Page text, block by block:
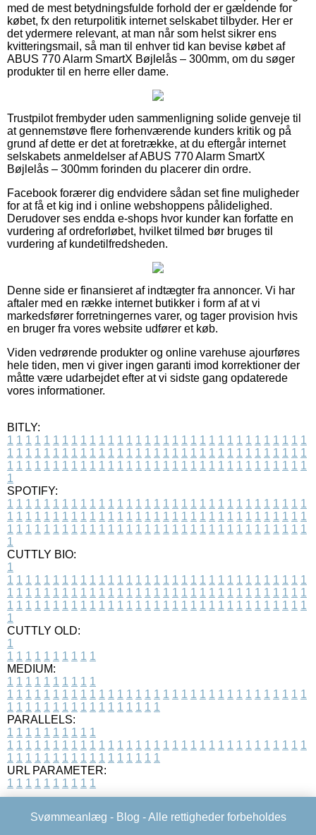
med de mest betydningsfulde forhold der er gældende for
købet, fx den returpolitik internet selskabet tilbyder. Her er
det ydermere relevant, at man når som helst sikrer ens
kvitteringsmail, så man til enhver tid kan bevise købet af
ABUS 770 Alarm SmartX Bøjlelås – 300mm, om du søger
produkter til en herre eller dame.
Trustpilot frembyder uden sammenligning solide genveje til
at gennemstøve flere forhenværende kunders kritik og på
grund af dette er det at foretrække, at du eftergår internet
selskabets anmeldelser af ABUS 770 Alarm SmartX
Bøjlelås – 300mm forinden du placerer din ordre.
Facebook forærer dig endvidere sådan set fine muligheder
for at få et kig ind i online webshoppens pålidelighed.
Derudover ses endda e-shops hvor kunder kan forfatte en
vurdering af ordreforløbet, hvilket tilmed bør bruges til
vurdering af kundetilfredsheden.
Denne side er finansieret af indtægter fra annoncer. Vi har
aftaler med en række internet butikker i form af at vi
markedsfører forretningernes varer, og tager provision hvis
en bruger fra vores website udfører et køb.
Viden vedrørende produkter og online varehuse ajourføres
hele tiden, men vi giver ingen garanti imod korrektioner der
måtte være udarbejdet efter at vi sidste gang opdaterede
vores informationer.
BITLY:
1 1 1 1 1 1 1 1 1 1 1 1 1 1 1 1 1 1 1 1 1 1 1 1 1 1 1 1 1 1 1 1 1
1 1 1 1 1 1 1 1 1 1 1 1 1 1 1 1 1 1 1 1 1 1 1 1 1 1 1 1 1 1 1 1 1
1 1 1 1 1 1 1 1 1 1 1 1 1 1 1 1 1 1 1 1 1 1 1 1 1 1 1 1 1 1 1 1 1
1
SPOTIFY:
1 1 1 1 1 1 1 1 1 1 1 1 1 1 1 1 1 1 1 1 1 1 1 1 1 1 1 1 1 1 1 1 1
1 1 1 1 1 1 1 1 1 1 1 1 1 1 1 1 1 1 1 1 1 1 1 1 1 1 1 1 1 1 1 1 1
1 1 1 1 1 1 1 1 1 1 1 1 1 1 1 1 1 1 1 1 1 1 1 1 1 1 1 1 1 1 1 1 1
1
CUTTLY BIO:
1
1 1 1 1 1 1 1 1 1 1 1 1 1 1 1 1 1 1 1 1 1 1 1 1 1 1 1 1 1 1 1 1 1
1 1 1 1 1 1 1 1 1 1 1 1 1 1 1 1 1 1 1 1 1 1 1 1 1 1 1 1 1 1 1 1 1
1 1 1 1 1 1 1 1 1 1 1 1 1 1 1 1 1 1 1 1 1 1 1 1 1 1 1 1 1 1 1 1 1
1
CUTTLY OLD:
1
1 1 1 1 1 1 1 1 1 1
MEDIUM:
1 1 1 1 1 1 1 1 1 1
1 1 1 1 1 1 1 1 1 1 1 1 1 1 1 1 1 1 1 1 1 1 1 1 1 1 1 1 1 1 1 1 1
1 1 1 1 1 1 1 1 1 1 1 1 1 1 1 1 1
PARALLELS:
1 1 1 1 1 1 1 1 1 1
1 1 1 1 1 1 1 1 1 1 1 1 1 1 1 1 1 1 1 1 1 1 1 1 1 1 1 1 1 1 1 1 1
1 1 1 1 1 1 1 1 1 1 1 1 1 1 1 1 1
URL PARAMETER:
1 1 1 1 1 1 1 1 1 1
Svømmeanlæg - Blog - Alle rettigheder forbeholdes